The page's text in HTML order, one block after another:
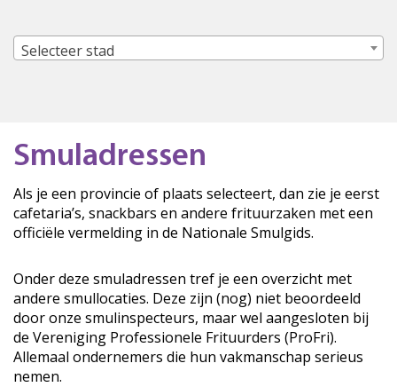
Selecteer stad
Smuladressen
Als je een provincie of plaats selecteert, dan zie je eerst
cafetaria’s, snackbars en andere frituurzaken met een
officiële vermelding in de Nationale Smulgids.
Onder deze smuladressen tref je een overzicht met
andere smullocaties. Deze zijn (nog) niet beoordeeld
door onze smulinspecteurs, maar wel aangesloten bij
de Vereniging Professionele Frituurders (ProFri).
Allemaal ondernemers die hun vakmanschap serieus
nemen.